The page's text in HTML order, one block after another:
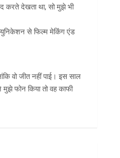
करते देखता था, सो मुझे भी
से फिल्म मेकिंग एंड
वो जीत नहीं पाई। इस साल
फोन किया तो वह काफी